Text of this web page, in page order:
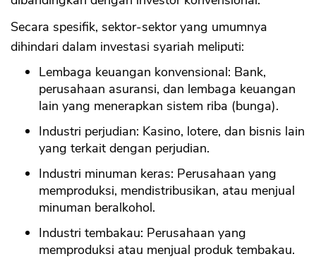
Secara spesifik, sektor-sektor yang umumnya
dihindari dalam investasi syariah meliputi:
Lembaga keuangan konvensional: Bank,
perusahaan asuransi, dan lembaga keuangan
lain yang menerapkan sistem riba (bunga).
Industri perjudian: Kasino, lotere, dan bisnis lain
yang terkait dengan perjudian.
Industri minuman keras: Perusahaan yang
memproduksi, mendistribusikan, atau menjual
minuman beralkohol.
Industri tembakau: Perusahaan yang
memproduksi atau menjual produk tembakau.